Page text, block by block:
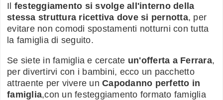
Il festeggiamento si svolge all'interno della
stessa struttura ricettiva dove si pernotta, per
evitare non comodi spostamenti notturni con tutta
la famiglia di seguito.
Se siete in famiglia e cercate un'offerta a Ferrara,
per divertirvi con i bambini, ecco un pacchetto
attraente per vivere un Capodanno perfetto in
famiglia,con un festeggiamento formato famiglia